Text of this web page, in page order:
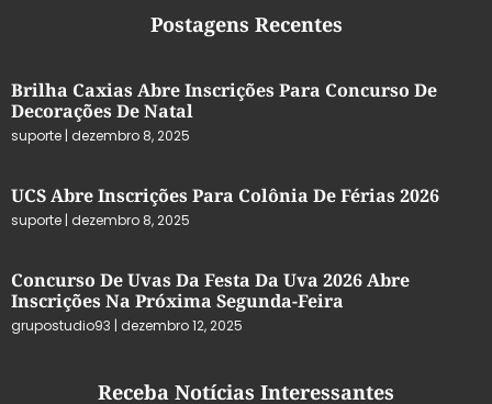
Postagens Recentes
Brilha Caxias Abre Inscrições Para Concurso De
Decorações De Natal
suporte dezembro 8, 2025
UCS Abre Inscrições Para Colônia De Férias 2026
suporte dezembro 8, 2025
Concurso De Uvas Da Festa Da Uva 2026 Abre
Inscrições Na Próxima Segunda-Feira
grupostudio93 dezembro 12, 2025
Receba Notícias Interessantes